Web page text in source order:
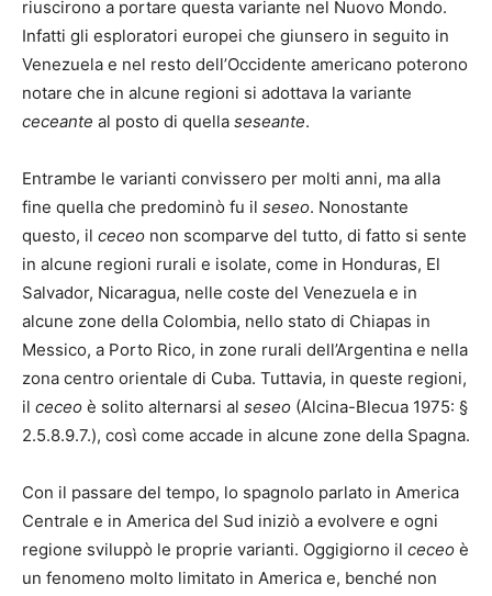
riuscirono a portare questa variante nel Nuovo Mondo.
Infatti gli esploratori europei che giunsero in seguito in
Venezuela e nel resto dell’Occidente americano poterono
notare che in alcune regioni si adottava la variante
ceceante al posto di quella seseante.
Entrambe le varianti convissero per molti anni, ma alla
fine quella che predominò fu il seseo. Nonostante
questo, il ceceo non scomparve del tutto, di fatto si sente
in alcune regioni rurali e isolate, come in Honduras, El
Salvador, Nicaragua, nelle coste del Venezuela e in
alcune zone della Colombia, nello stato di Chiapas in
Messico, a Porto Rico, in zone rurali dell’Argentina e nella
zona centro orientale di Cuba. Tuttavia, in queste regioni,
il ceceo è solito alternarsi al seseo (Alcina-Blecua 1975: §
2.5.8.9.7.), così come accade in alcune zone della Spagna.
Con il passare del tempo, lo spagnolo parlato in America
Centrale e in America del Sud iniziò a evolvere e ogni
regione sviluppò le proprie varianti. Oggigiorno il ceceo è
un fenomeno molto limitato in America e, benché non